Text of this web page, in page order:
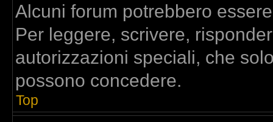
Alcuni forum potrebbero
Per leggere, scrivere,
autorizzazioni speciali, che
possono concedere.
Top